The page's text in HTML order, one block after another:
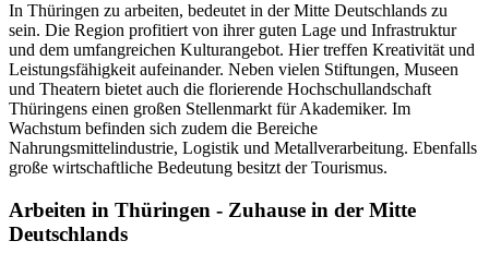
In Thüringen zu arbeiten, bedeutet in der Mitte Deutschlands zu
sein. Die Region profitiert von ihrer guten Lage und Infrastruktur
und dem umfangreichen Kulturangebot. Hier treffen Kreativität und
Leistungsfähigkeit aufeinander. Neben vielen Stiftungen, Museen
und Theatern bietet auch die florierende Hochschullandschaft
Thüringens einen großen Stellenmarkt für Akademiker. Im
Wachstum befinden sich zudem die Bereiche
Nahrungsmittelindustrie, Logistik und Metallverarbeitung. Ebenfalls
große wirtschaftliche Bedeutung besitzt der Tourismus.
Arbeiten in Thüringen - Zuhause in der Mitte
Deutschlands